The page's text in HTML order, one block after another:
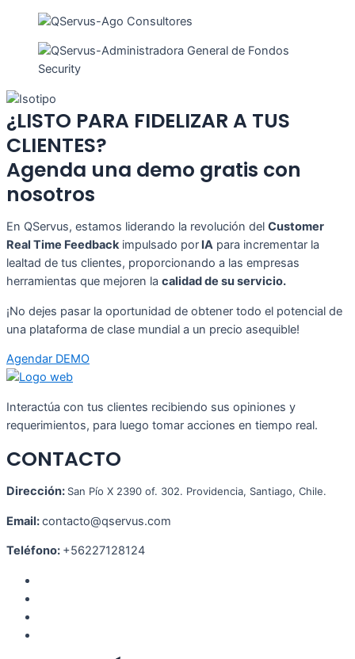
¿LISTO PARA FIDELIZAR A TUS
CLIENTES?
Agenda una demo gratis con
nosotros
En QServus, estamos liderando la revolución del Customer
Real Time Feedbackimpulsado por IA para incrementar la
lealtad de tus clientes, proporcionando a las empresas
herramientas que mejoren la calidad de su servicio.
¡No dejes pasar la oportunidad de obtener todo el potencial de
una plataforma de clase mundial a un precio asequible!
Agendar DEMO
Interactúa con tus clientes recibiendo sus opiniones y
requerimientos, para luego tomar acciones en tiempo real.
CONTACTO
Dirección: San Pío X 2390 of. 302. Providencia, Santiago, Chile.
Email:contacto@qservus.com
Teléfono: +56227128124